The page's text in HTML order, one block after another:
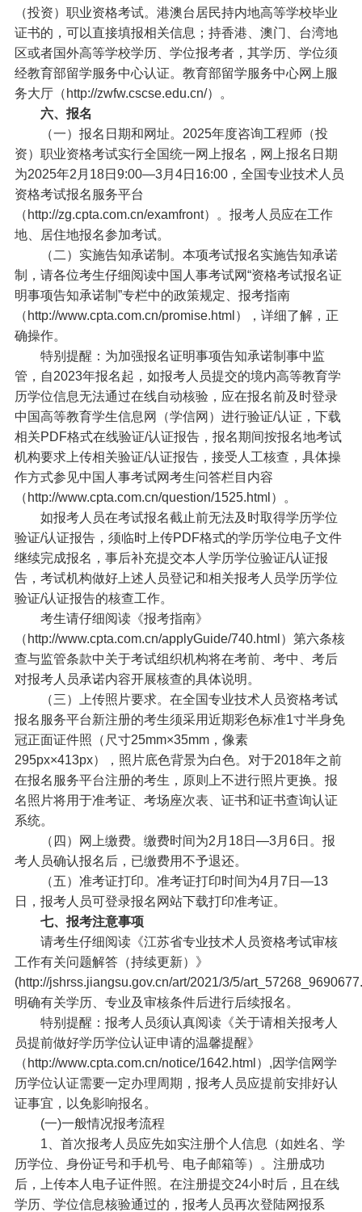
（投资）职业资格考试。港澳台居民持内地高等学校毕业
证书的，可以直接填报相关信息；持香港、澳门、台湾地
区或者国外高等学校学历、学位报考者，其学历、学位须
经教育部留学服务中心认证。教育部留学服务中心网上服
务大厅（http://zwfw.cscse.edu.cn/）。
六、报名
（一）报名日期和网址。2025年度咨询工程师（投
资）职业资格考试实行全国统一网上报名，网上报名日期
为2025年2月18日9:00—3月4日16:00，全国专业技术人员
资格考试报名服务平台
（http://zg.cpta.com.cn/examfront）。报考人员应在工作
地、居住地报名参加考试。
（二）实施告知承诺制。本项考试报名实施告知承诺
制，请各位考生仔细阅读中国人事考试网“资格考试报名证
明事项告知承诺制”专栏中的政策规定、报考指南
（http://www.cpta.com.cn/promise.html），详细了解，正
确操作。
特别提醒：为加强报名证明事项告知承诺制事中监
管，自2023年报名起，如报考人员提交的境内高等教育学
历学位信息无法通过在线自动核验，应在报名前及时登录
中国高等教育学生信息网（学信网）进行验证/认证，下载
相关PDF格式在线验证/认证报告，报名期间按报名地考试
机构要求上传相关验证/认证报告，接受人工核查，具体操
作方式参见中国人事考试网考生问答栏目内容
（http://www.cpta.com.cn/question/1525.html）。
如报考人员在考试报名截止前无法及时取得学历学位
验证/认证报告，须临时上传PDF格式的学历学位电子文件
继续完成报名，事后补充提交本人学历学位验证/认证报
告，考试机构做好上述人员登记和相关报考人员学历学位
验证/认证报告的核查工作。
考生请仔细阅读《报考指南》
（http://www.cpta.com.cn/applyGuide/740.html）第六条核
查与监管条款中关于考试组织机构将在考前、考中、考后
对报考人员承诺内容开展核查的具体说明。
（三）上传照片要求。在全国专业技术人员资格考试
报名服务平台新注册的考生须采用近期彩色标准1寸半身免
冠正面证件照（尺寸25mm×35mm，像素
295px×413px），照片底色背景为白色。对于2018年之前
在报名服务平台注册的考生，原则上不进行照片更换。报
名照片将用于准考证、考场座次表、证书和证书查询认证
系统。
（四）网上缴费。缴费时间为2月18日—3月6日。报
考人员确认报名后，已缴费用不予退还。
（五）准考证打印。准考证打印时间为4月7日—13
日，报考人员可登录报名网站下载打印准考证。
七、报考注意事项
请考生仔细阅读《江苏省专业技术人员资格考试审核
工作有关问题解答（持续更新）》
(http://jshrss.jiangsu.gov.cn/art/2021/3/5/
明确有关学历、专业及审核条件后进行后续报名。
特别提醒：报考人员须认真阅读《关于请相关报考人
员提前做好学历学位认证申请的温馨提醒》
（http://www.cpta.com.cn/notice/1642.html）,因学信网学
历学位认证需要一定办理周期，报考人员应提前安排好认
证事宜，以免影响报名。
(一)一般情况报考流程
1、首次报考人员应先如实注册个人信息（如姓名、学
历学位、身份证号和手机号、电子邮箱等）。注册成功
后，上传本人电子证件照。在注册提交24小时后，且在线
学历、学位信息核验通过的，报考人员再次登陆网报系